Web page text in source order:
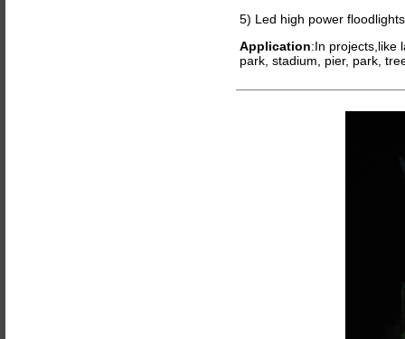
5) Led high power
Application:In projects,like
park, stadium, pier, park,